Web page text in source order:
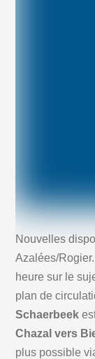
Nouvelles
Azalées/
heure sur le
plan de
Schaerbeek
Chazal vers
plus possible